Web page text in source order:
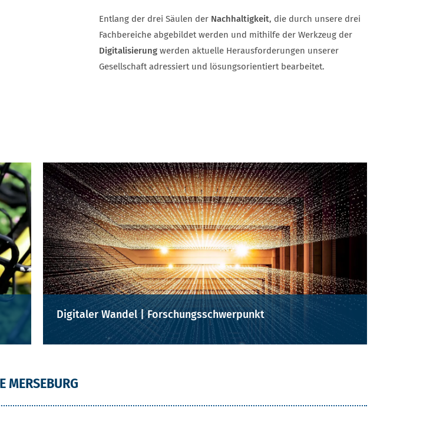
Entlang der drei Säulen der Nachhaltigkeit, die durch unsere drei
Fachbereiche abgebildet werden und mithilfe der Werkzeug der
Digitalisierung werden aktuelle Herausforderungen unserer
Gesellschaft adressiert und lösungsorientiert bearbeitet.
Digitaler Wandel | Forschungsschwerpunkt
MERSEBURG